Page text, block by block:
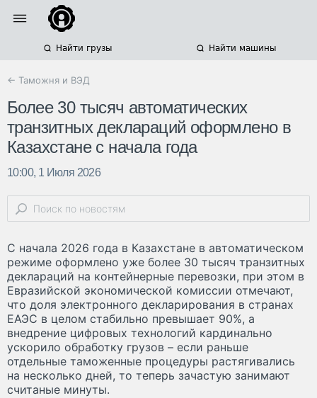
Найти грузы Найти машины
← Таможня и ВЭД
Более 30 тысяч автоматических
транзитных деклараций оформлено в
Казахстане с начала года
10:00, 1 Июля 2026
С начала 2026 года в Казахстане в автоматическом
режиме оформлено уже более 30 тысяч транзитных
деклараций на контейнерные перевозки, при этом в
Евразийской экономической комиссии отмечают,
что доля электронного декларирования в странах
ЕАЭС в целом стабильно превышает 90%, а
внедрение цифровых технологий кардинально
ускорило обработку грузов – если раньше
отдельные таможенные процедуры растягивались
на несколько дней, то теперь зачастую занимают
считаные минуты.